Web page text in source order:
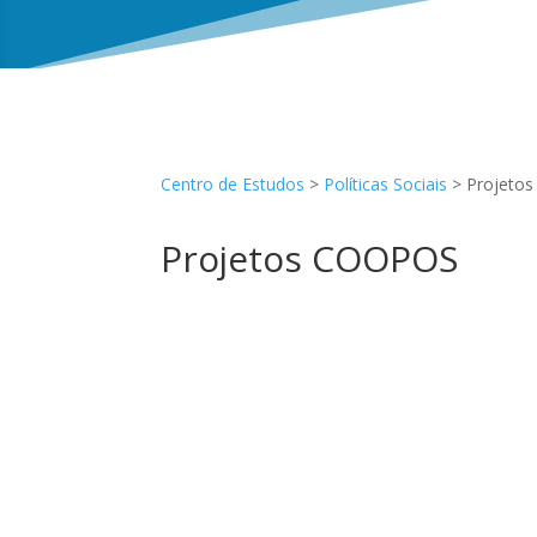
Centro de Estudos > Políticas Sociais >
Projetos COOPOS